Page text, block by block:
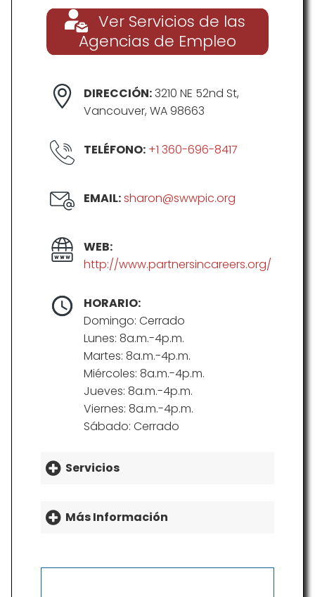
Ver Servicios de las
Agencias de Empleo
DIRECCIÓN:3210 NE 52nd St,
Vancouver, WA 98663
TELÉFONO: +1 360-696-8417
EMAIL:sharon@swwpic.org
WEB:
http://www.partnersincareers.org/
HORARIO:
Domingo: Cerrado
Lunes: 8a.m.-4p.m.
Martes: 8a.m.-4p.m.
Miércoles: 8a.m.-4p.m.
Jueves: 8a.m.-4p.m.
Viernes: 8a.m.-4p.m.
Sábado: Cerrado
Servicios
Más Información